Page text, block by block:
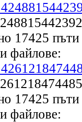
17425
файлове:
17425
файлове: